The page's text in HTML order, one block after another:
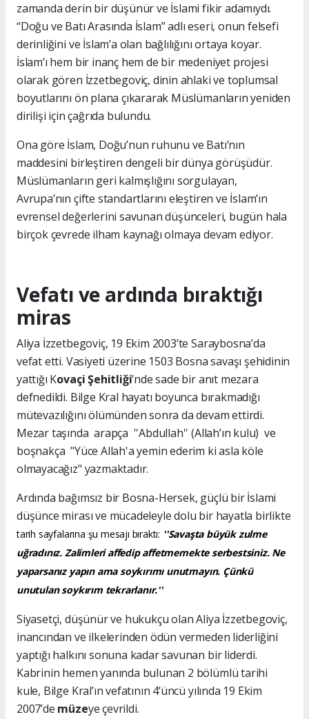
zamanda derin bir düşünür ve İslami fikir adamıydı.
“Doğu ve Batı Arasında İslam” adlı eseri, onun felsefi
derinliğini ve İslam’a olan bağlılığını ortaya koyar.
İslam’ı hem bir inanç hem de bir medeniyet projesi
olarak gören İzzetbegoviç, dinin ahlaki ve toplumsal
boyutlarını ön plana çıkararak Müslümanların yeniden
dirilişi için çağrıda bulundu.
Ona göre İslam, Doğu’nun ruhunu ve Batı’nın
maddesini birleştiren dengeli bir dünya görüşüdür.
Müslümanların geri kalmışlığını sorgulayan,
Avrupa’nın çifte standartlarını eleştiren ve İslam’ın
evrensel değerlerini savunan düşünceleri, bugün hala
birçok çevrede ilham kaynağı olmaya devam ediyor.
Vefatı ve ardında bıraktığı
miras
Aliya İzzetbegoviç, 19 Ekim 2003’te Saraybosna’da
vefat etti. Vasiyeti üzerine 1503 Bosna savaşı şehidinin
yattığı Kovaçi Şehitliği’nde sade bir anıt mezara
defnedildi. Bilge Kral hayatı boyunca bırakmadığı
mütevazılığını ölümünden sonra da devam ettirdi.
Mezar taşında arapça ''Abdullah'' (Allah’ın kulu) ve
boşnakça "Yüce Allah'a yemin ederim ki asla köle
olmayacağız" yazmaktadır.
Ardında bağımsız bir Bosna-Hersek, güçlü bir İslami
düşünce mirası ve mücadeleyle dolu bir hayatla birlikte
tarih sayfalarına şu mesajı bıraktı: ''Savaşta büyük zulme
uğradınız. Zalimleri affedip affetmemekte serbestsiniz. Ne
yaparsanız yapın ama soykırımı unutmayın. Çünkü
unutulan soykırım tekrarlanır.''
Siyasetçi, düşünür ve hukukçu olan Aliya İzzetbegoviç,
inancından ve ilkelerinden ödün vermeden liderliğini
yaptığı halkını sonuna kadar savunan bir liderdi.
Kabrinin hemen yanında bulunan 2 bölümlü tarihi
kule, Bilge Kral’ın vefatının 4’üncü yılında 19 Ekim
2007’de müzeye çevrildi.